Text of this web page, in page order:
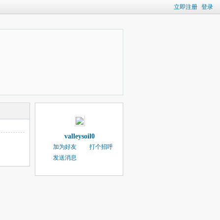
立即注册 登录
valleysoil0
加为好友
打个招呼
发送消息